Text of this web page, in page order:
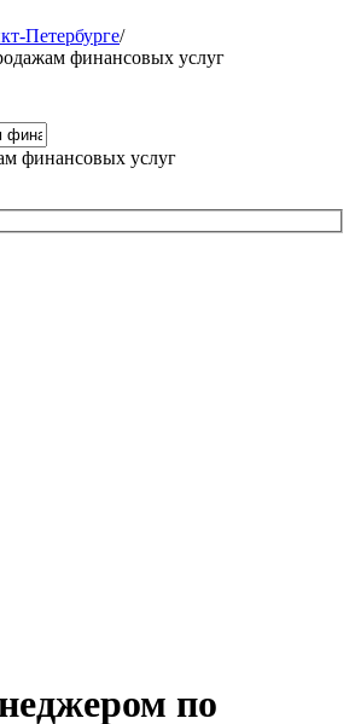
Петербурге/
финансовых услуг
финансовых услуг
по